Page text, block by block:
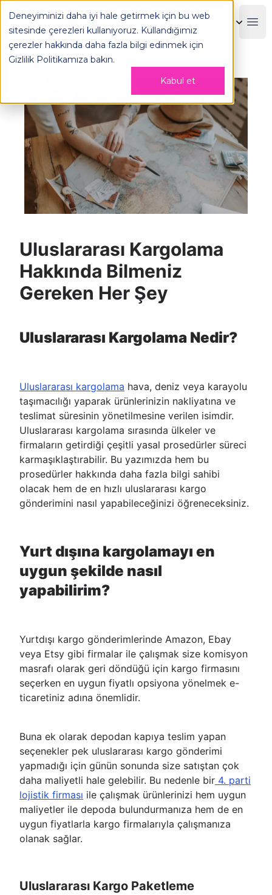
Deneyiminizi daha iyi hale getirmek için bu web
sitesinde çerezleri kullanıyoruz. Kullandığımız
çerezler hakkında daha fazla bilgi edinmek için
Gizlilik Politikamıza bakın.
Kabul et
OPLOG
Uluslararası Kargolama
Hakkında Bilmeniz
Gereken Her Şey
Uluslararası Kargolama Nedir?
Uluslararası kargolama hava, deniz veya karayolu
taşımacılığı yaparak ürünlerinizin nakliyatına ve
teslimat süresinin yönetilmesine verilen isimdir.
Uluslararası kargolama sırasında ülkeler ve
firmaların getirdiği çeşitli yasal prosedürler süreci
karmaşıklaştırabilir. Bu yazımızda hem bu
prosedürler hakkında daha fazla bilgi sahibi
olacak hem de en hızlı uluslararası kargo
gönderimini nasıl yapabileceğinizi öğreneceksiniz.
Yurt dışına kargolamayı en
uygun şekilde nasıl
yapabilirim?
Yurtdışı kargo gönderimlerinde Amazon, Ebay
veya Etsy gibi firmalar ile çalışmak size komisyon
masrafı olarak geri döndüğü için kargo firmasını
seçerken en uygun fiyatlı opsiyona yönelmek e-
ticaretiniz adına önemlidir.
Buna ek olarak depodan kapıya teslim yapan
seçenekler pek uluslararası kargo gönderimi
yapmadığı için günün sonunda size satıştan çok
daha maliyetli hale gelebilir. Bu nedenle bir 4. parti
lojistik firması ile çalışmak ürünlerinizi hem uygun
maliyetler ile depoda bulundurmanıza hem de en
uygun fiyatlarla kargo firmalarıyla çalışmanıza
olanak sağlar.
Uluslararası Kargo Paketleme